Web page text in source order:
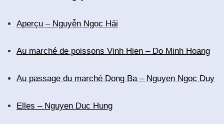
Aperçu – Nguyễn Ngọc Hải
Au marché de poissons Vinh Hien – Do Minh Hoang
Au passage du marché Dong Ba – Nguyen Ngoc Duy
Elles – Nguyen Duc Hung